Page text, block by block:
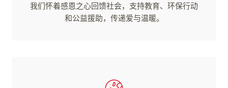
我们怀着感恩之心回馈社会，支持教育、环保行动
和公益援助，传递爱与温暖。